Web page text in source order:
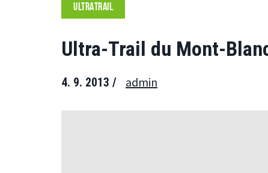
ULTRATRAIL
Ultra-Trail du Mont-
4. 9. 2013 / admin